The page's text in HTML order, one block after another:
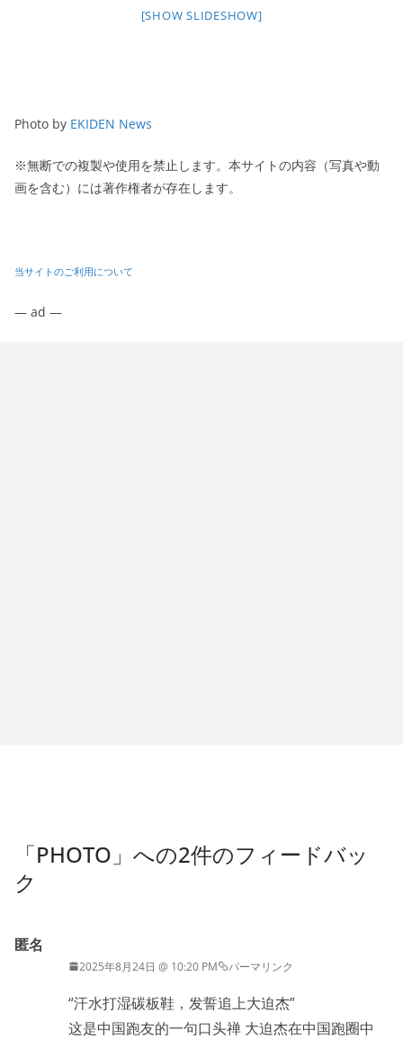
[SHOW SLIDESHOW]
Photo by EKIDEN News
※無断での複製や使用を禁止します。本サイトの内容（写真や動
画を含む）には著作権者が存在します。
当サイトのご利用について
— ad —
「PHOTO 」への2件のフィードバッ
ク
匿名
2025年8月24日 @ 10:20 PM パーマリンク
“汗水打湿碳板鞋，发誓追上大迫杰”
这是中国跑友的一句口头禅 大迫杰在中国跑圈中